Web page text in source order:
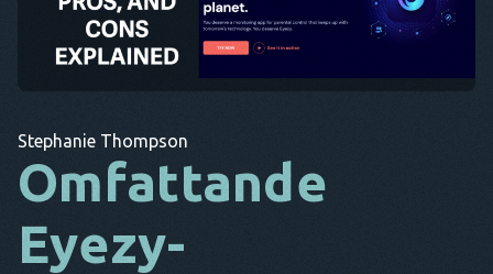
BG
Twitter Facebook Kopiera länk
Stephanie Thompson
Omfattande
Eyezy-